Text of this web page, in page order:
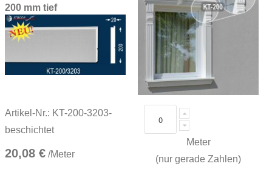
200 mm tief
Artikel-Nr.: KT-200-3203-
beschichtet
20,08 € /Meter
Meter
(nur gerade Zahlen)